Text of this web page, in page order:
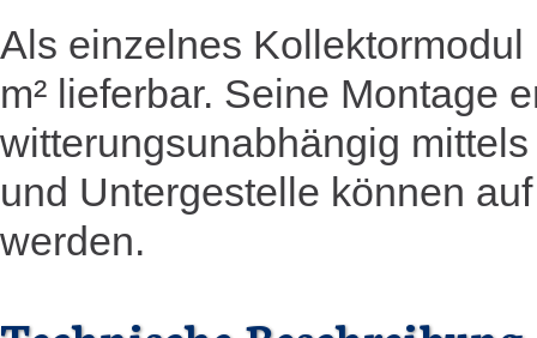
Als einzelnes
m² lieferbar. Seine Montage
witterungsunabhängig
und Untergestelle können
werden.